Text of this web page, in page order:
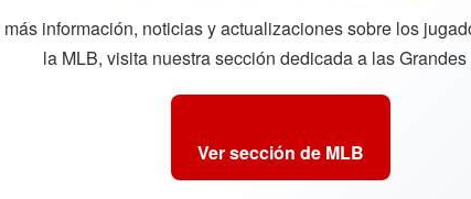
más información, noticias y actualizaciones sobre los
la MLB, visita nuestra sección dedicada a las Grandes
Ver sección de MLB